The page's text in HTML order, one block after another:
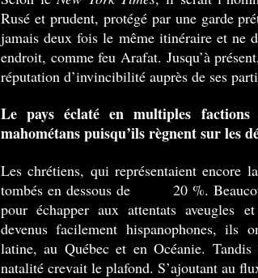
Rusé et prudent, protégé par une garde
jamais deux fois le même itinéraire et ne
endroit, comme feu Arafat. Jusqu’à
réputation d’invincibilité auprès de ses
Le pays éclaté en multiples
mahométans puisqu’ils règnent sur les
Les chrétiens, qui représentaient encore
tombés en dessous de 20 %.
pour échapper aux attentats aveugles
devenus facilement hispanophones, ils
latine, au Québec et en Océanie.
natalité crevait le plafond. S’ajoutant au